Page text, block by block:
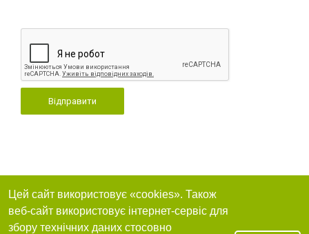
Відправити
Цей сайт використовує «cookies». Також
веб-сайт використовує інтернет-сервіс для
збору технічних даних стосовно